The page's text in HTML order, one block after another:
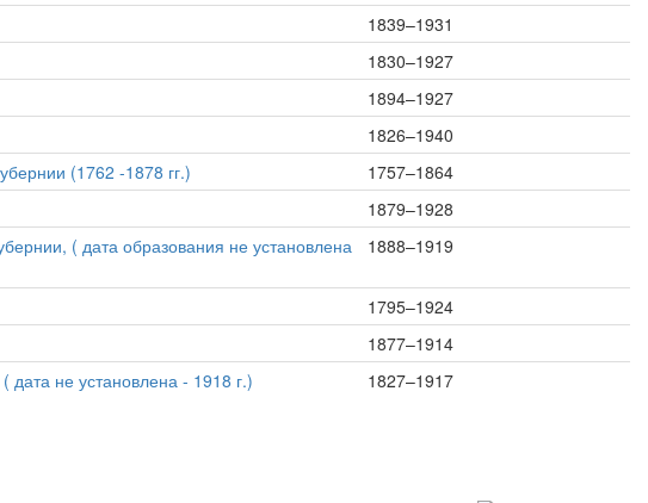
1839–1931
1830–1927
1894–1927
1826–1940
(1762 -1878 гг.)
1757–1864
1879–1928
( дата образования не установлена
1888–1919
1795–1924
1877–1914
дата не установлена - 1918 г.) 1827–1917